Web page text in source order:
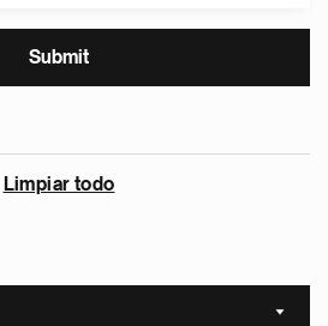
Limpiar todo
Sort